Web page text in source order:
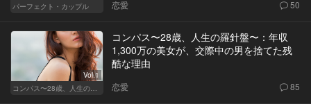
パーフェクト・カップル
恋愛 50
Vol.1
コンパス〜28歳、人生の羅針盤〜
コンパス〜28歳、人生の羅針盤〜：年収
1,300万の美女が、交際中の男を捨てた残
酷な理由
恋愛 85